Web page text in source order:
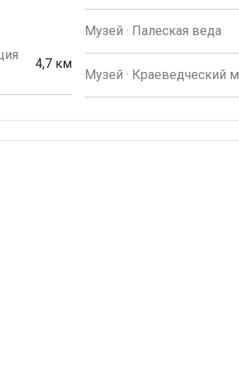
4,7 км
Музей · Палеская веда
Музей · Краеведческий